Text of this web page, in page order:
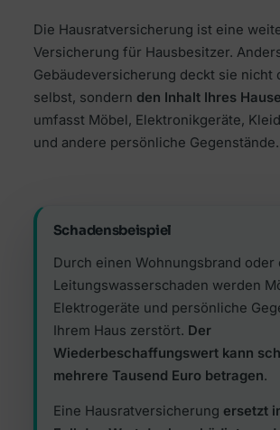
Die Hausratversicherung ist eine
Versicherung für Hausbesitzer.
Gebäudeversicherung deckt sie nicht
selbst, sondern den Inhalt Ihres
umfasst Möbel, Elektronikgeräte,
und andere persönliche Gegenstände.
Schadensbeispiel
Durch einen Wohnungsbrand oder
Leitungswasserschaden werden
Elektrogeräte und persönliche
Ihrem Haus zerstört. Der
Wiederbeschaffungswert kann
mehrere Tausend Euro betragen.
Eine Hausratversicherung ersetzt